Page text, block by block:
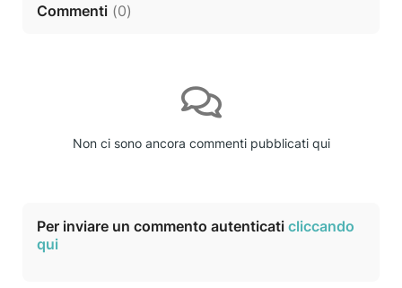
Commenti (0)
Non ci sono ancora commenti pubblicati qui
Per inviare un commento autenticati cliccando
qui